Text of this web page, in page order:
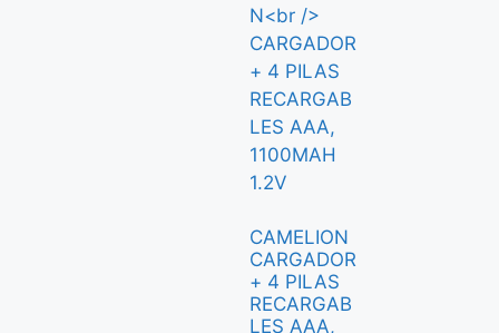
CAMELION
CARGADOR
+ 4 PILAS
RECARGAB
LES AAA,